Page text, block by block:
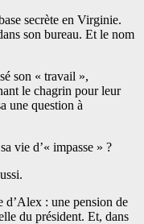
secrète en Virginie.
son bureau. Et le nom
son « travail »,
le chagrin pour leur
une question à
vie d’« impasse » ?
d’Alex : une pension de
du président. Et, dans